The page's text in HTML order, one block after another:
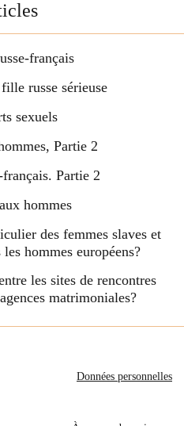
français
russe sérieuse
sexuels
Partie 2
français. Partie 2
hommes
des femmes slaves et
hommes européens?
les sites de rencontres
matrimoniales?
Données personnelles